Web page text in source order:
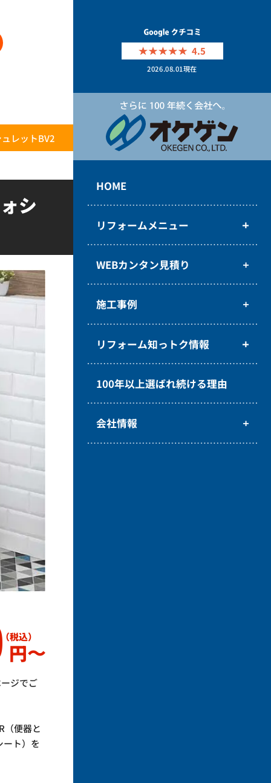
4.5
2026.08.01現在
HOME
リフォームメニュー
WEBカンタン見積り
施工事例
リフォーム知っトク情報
100年以上選ばれ続ける理由
会社情報
レットBV2
シ
円〜
ジでご
（便器と
ト）を